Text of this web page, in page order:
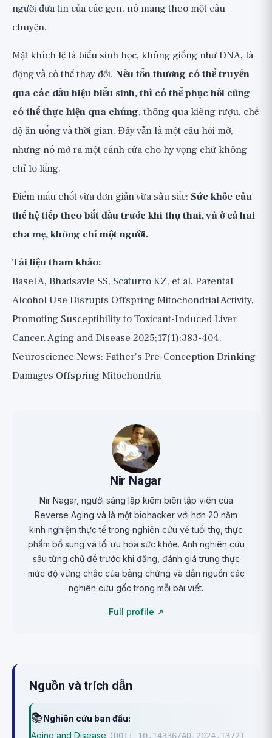
người đưa tin của các gen, nó mang theo một câu
chuyện.
Mặt khích lệ là biểu sinh học, không giống như DNA, là
động và có thể thay đổi. Nếu tổn thương có thể truyền
qua các dấu hiệu biểu sinh, thì có thể phục hồi cũng
có thể thực hiện qua chúng, thông qua kiêng rượu, chế
độ ăn uống và thời gian. Đây vẫn là một câu hỏi mở,
nhưng nó mở ra một cánh cửa cho hy vọng chứ không
chỉ lo lắng.
Điểm mấu chốt vừa đơn giản vừa sâu sắc: Sức khỏe của
thế hệ tiếp theo bắt đầu trước khi thụ thai, và ở cả hai
cha mẹ, không chỉ một người.
Tài liệu tham khảo:
Basel A, Bhadsavle SS, Scaturro KZ, et al. Parental
Alcohol Use Disrupts Offspring Mitochondrial Activity,
Promoting Susceptibility to Toxicant-Induced Liver
Cancer. Aging and Disease 2025;17(1):383-404.
Neuroscience News: Father's Pre-Conception Drinking
Damages Offspring Mitochondria
Nir Nagar
Nir Nagar, người sáng lập kiêm biên tập viên của
Reverse Aging và là một biohacker với hơn 20 năm
kinh nghiệm thực tế trong nghiên cứu về tuổi thọ, thực
phẩm bổ sung và tối ưu hóa sức khỏe. Anh nghiên cứu
sâu từng chủ đề trước khi đăng, đánh giá trung thực
mức độ vững chắc của bằng chứng và dẫn nguồn các
nghiên cứu gốc trong mỗi bài viết.
Full profile ↗
Nguồn và trích dẫn
📚Nghiên cứu ban đầu:
Aging and Disease (DOI: 10.14336/AD.2024.1372)